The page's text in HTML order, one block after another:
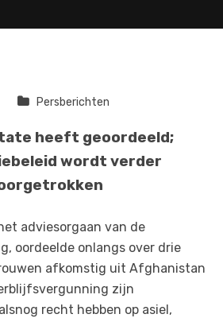
Persberichten
heeft geoordeeld;
wordt verder
adviesorgaan van de
oordeelde onlangs over drie
afkomstig uit Afghanistan
zijn
recht hebben op asiel,